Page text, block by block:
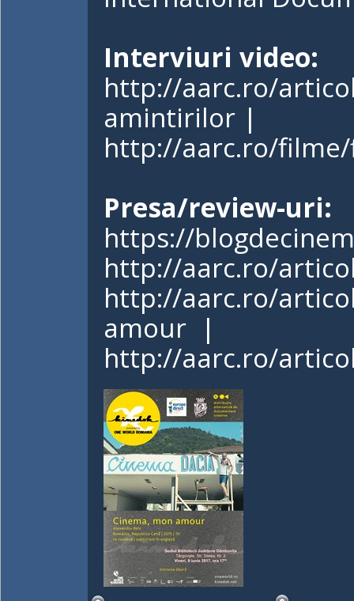
Interviuri video:
http://aarc.ro/
amintirilor |
http://aarc.ro/
Presa/review-uri:
https://
http://aarc.ro/
http://aarc.ro/
amour |
http://aarc.ro/